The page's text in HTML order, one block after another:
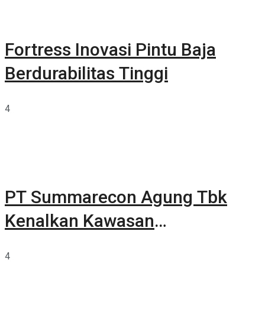
Fortress Inovasi Pintu Baja
Berdurabilitas Tinggi
4
PT Summarecon Agung Tbk
Kenalkan Kawasan
4